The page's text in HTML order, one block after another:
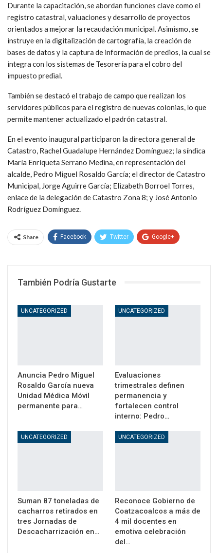
Durante la capacitación, se abordan funciones clave como el
registro catastral, valuaciones y desarrollo de proyectos
orientados a mejorar la recaudación municipal. Asimismo, se
instruye en la digitalización de cartografía, la creación de
bases de datos y la captura de información de predios, la cual se
integra con los sistemas de Tesorería para el cobro del
impuesto predial.
También se destacó el trabajo de campo que realizan los
servidores públicos para el registro de nuevas colonias, lo que
permite mantener actualizado el padrón catastral.
En el evento inaugural participaron la directora general de
Catastro, Rachel Guadalupe Hernández Domínguez; la síndica
María Enriqueta Serrano Medina, en representación del
alcalde, Pedro Miguel Rosaldo García; el director de Catastro
Municipal, Jorge Aguirre García; Elizabeth Borroel Torres,
enlace de la delegación de Catastro Zona 8; y José Antonio
Rodríguez Domínguez.
Share Facebook Twitter Google+
También Podría Gustarte
UNCATEGORIZED
Anuncia Pedro Miguel
Rosaldo García nueva
Unidad Médica Móvil
permanente para…
UNCATEGORIZED
Evaluaciones
trimestrales definen
permanencia y
fortalecen control
interno: Pedro…
UNCATEGORIZED
Suman 87 toneladas de
cacharros retirados en
tres Jornadas de
Descacharrización en…
UNCATEGORIZED
Reconoce Gobierno de
Coatzacoalcos a más de
4 mil docentes en
emotiva celebración
del…